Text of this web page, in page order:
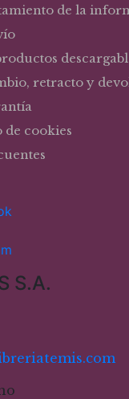
de la
retracto y
de cookies
S.A.